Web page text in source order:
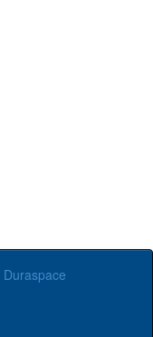
Duraspace